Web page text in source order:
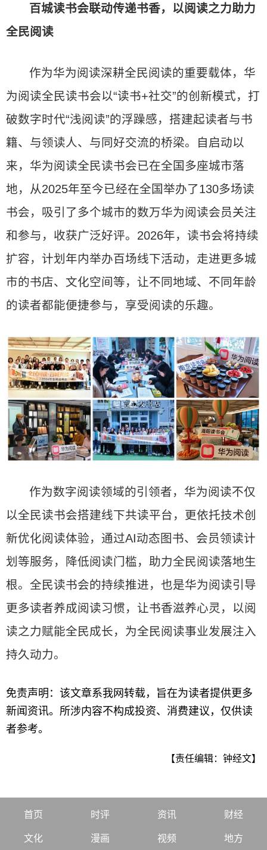
百城读书会联动传递书香，以阅读之力助力
全民阅读
作为华为阅读深耕全民阅读的重要载体，华
为阅读全民读书会以“读书+社交”的创新模式，打
破数字时代“浅阅读”的浮躁感，搭建起读者与书
籍、与领读人、与同好交流的桥梁。自启动以
来，华为阅读全民读书会已在全国多座城市落
地，从2025年至今已经在全国举办了130多场读
书会，吸引了多个城市的数万华为阅读会员关注
和参与，收获广泛好评。2026年，读书会将持续
扩容，计划年内举办百场线下活动，走进更多城
市的书店、文化空间等，让不同地域、不同年龄
的读者都能便捷参与，享受阅读的乐趣。
作为数字阅读领域的引领者，华为阅读不仅
以全民读书会搭建线下共读平台，更依托技术创
新优化阅读体验，通过AI动态图书、会员领读计
划等服务，降低阅读门槛，助力全民阅读落地生
根。全民读书会的持续推进，也是华为阅读引导
更多读者养成阅读习惯，让书香滋养心灵，以阅
读之力赋能全民成长，为全民阅读事业发展注入
持久动力。
免责声明：该文章系我网转载，旨在为读者提供更多
新闻资讯。所涉内容不构成投资、消费建议，仅供读
者参考。
【责任编辑：钟经文】
首页 时评 资讯 财经
文化 漫画 视频 地方